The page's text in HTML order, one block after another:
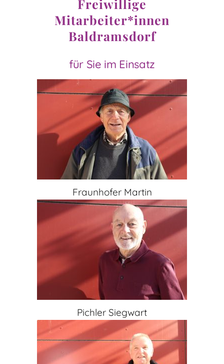
Freiwillige
Mitarbeiter*innen
Baldramsdorf
für Sie im Einsatz
Fraunhofer Martin
Pichler Siegwart